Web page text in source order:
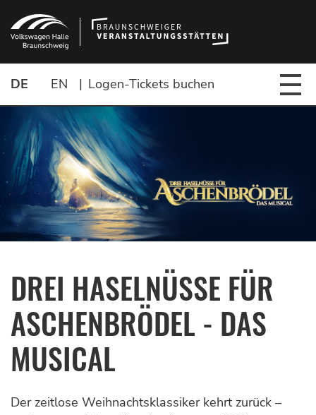
DE EN | Logen-Tickets buchen
DREI HASELNÜSSE FÜR
ASCHENBRÖDEL - DAS
MUSICAL
Der zeitlose Weihnachtsklassiker kehrt zurück –